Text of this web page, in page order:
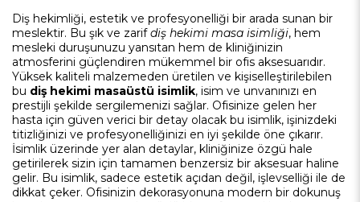
Diş hekimliği, estetik ve profesyonelliği bir arada sunan bir
meslektir. Bu şık ve zarifdiş hekimi masa isimliği, hem
mesleki duruşunuzu yansıtan hem de kliniğinizin
atmosferini güçlendiren mükemmel bir ofis aksesuarıdır.
Yüksek kaliteli malzemeden üretilen ve kişiselleştirilebilen
bu diş hekimi masaüstü isimlik, isim ve unvanınızı en
prestijli şekilde sergilemenizi sağlar. Ofisinize gelen her
hasta için güven verici bir detay olacak bu isimlik, işinizdeki
titizliğinizi ve profesyonelliğinizi en iyi şekilde öne çıkarır.
İsimlik üzerinde yer alan detaylar, kliniğinize özgü hale
getirilerek sizin için tamamen benzersiz bir aksesuar haline
gelir. Bu isimlik, sadece estetik açıdan değil, işlevselliği ile de
dikkat çeker. Ofisinizin dekorasyonuna modern bir dokunuş